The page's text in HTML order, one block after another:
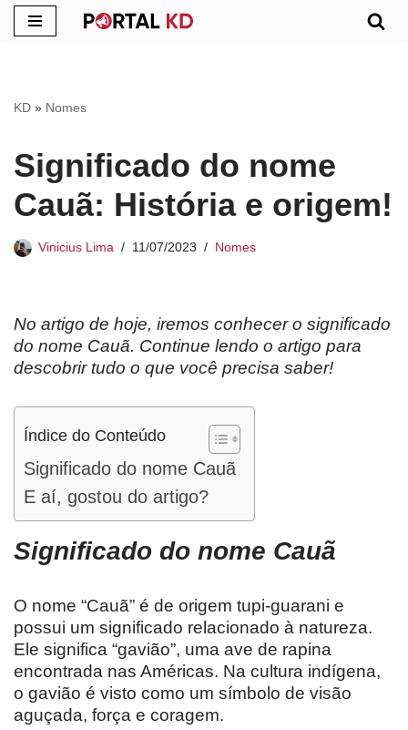
conteúdo
KD » Nomes
Significado do nome
Cauã: História e origem!
Vinicius Lima 11/07/2023 Nomes
No artigo de hoje, iremos conhecer o significado
do nome Cauã. Continue lendo o artigo para
descobrir tudo o que você precisa saber!
Índice do Conteúdo
Significado do nome Cauã
E aí, gostou do artigo?
Significado do nome Cauã
O nome “Cauã” é de origem tupi-guarani e
possui um significado relacionado à natureza.
Ele significa “gavião”, uma ave de rapina
encontrada nas Américas. Na cultura indígena,
o gavião é visto como um símbolo de visão
aguçada, força e coragem.